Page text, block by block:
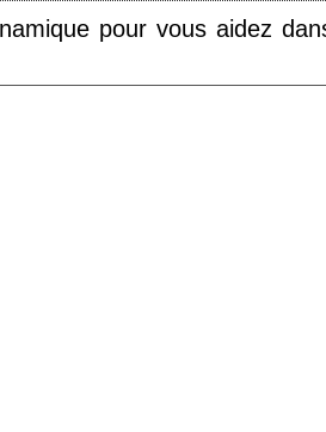
pour vous aidez